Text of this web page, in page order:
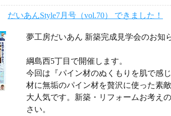
だいあんStyle7月号（vol.70） できました！
夢工房だいあん 新築完成見学会のお知
綱島西5丁目で開催します。
今回は『パイン材のぬくもりを肌で感
材に無垢のパイン材を贅沢に使った素
大人気です。新築・リフォームお考え
さい。